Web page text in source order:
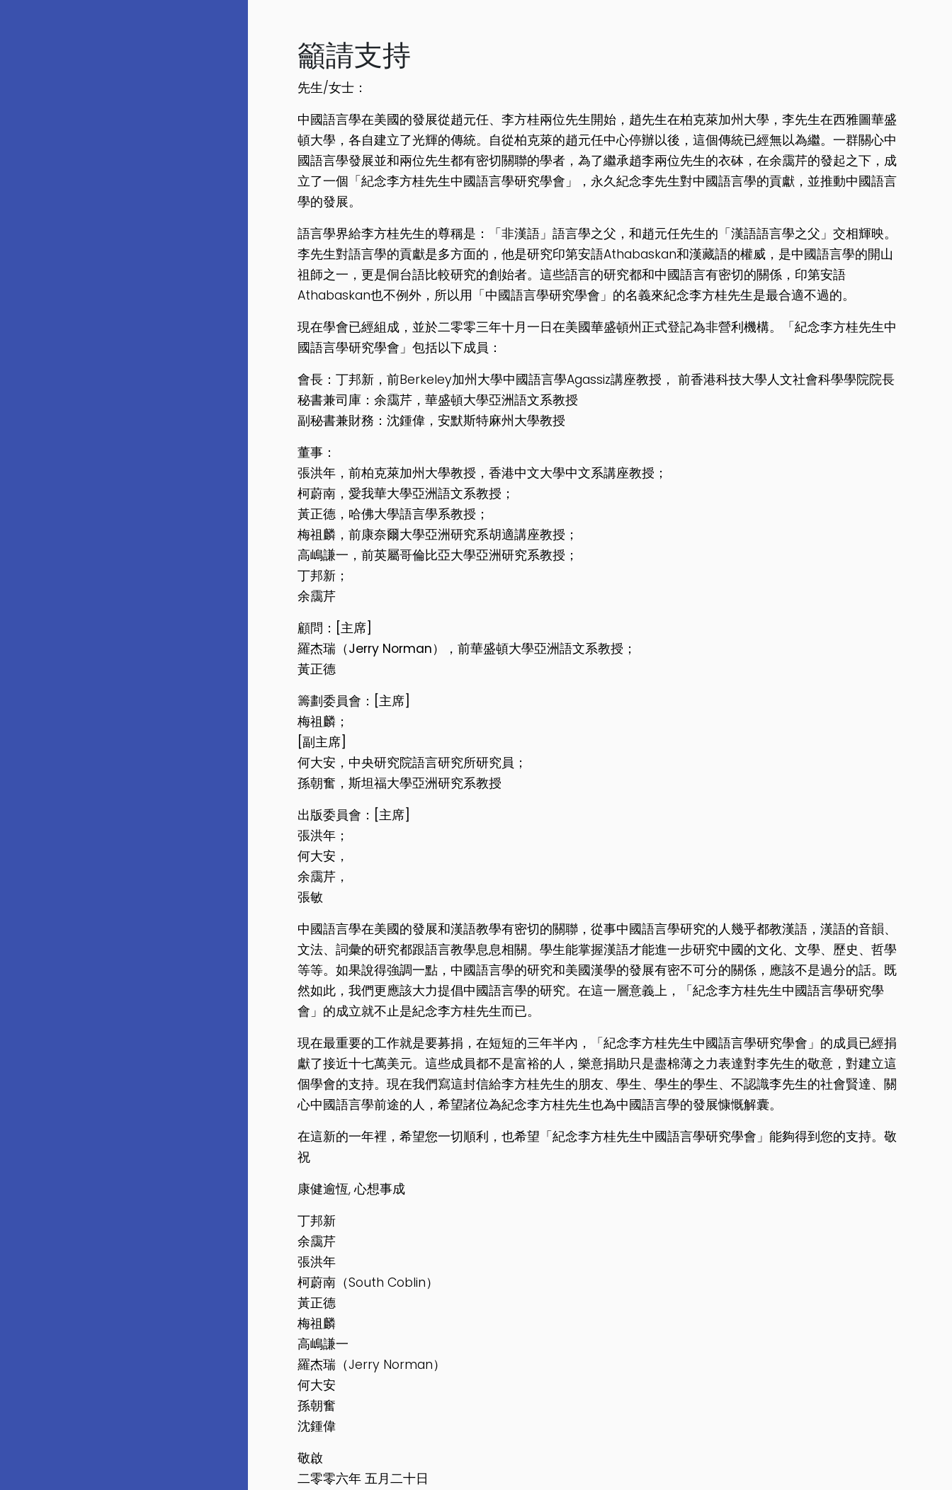
籲請支持
先生/女士：
中國語言學在美國的發展從趙元任、李方桂兩位先生開始，趙先生在柏克萊加州大學，李先生在西雅圖華盛
頓大學，各自建立了光輝的傳統。自從柏克萊的趙元任中心停辦以後，這個傳統已經無以為繼。一群關心中
國語言學發展並和兩位先生都有密切關聯的學者，為了繼承趙李兩位先生的衣砵，在余靄芹的發起之下，成
立了一個「紀念李方桂先生中國語言學研究學會」，永久紀念李先生對中國語言學的貢獻，並推動中國語言
學的發展。
語言學界給李方桂先生的尊稱是：「非漢語」語言學之父，和趙元任先生的「漢語語言學之父」交相輝映。
李先生對語言學的貢獻是多方面的，他是研究印第安語Athabaskan和漢藏語的權威，是中國語言學的開山
祖師之一，更是侗台語比較研究的創始者。這些語言的研究都和中國語言有密切的關係，印第安語
Athabaskan也不例外，所以用「中國語言學研究學會」的名義來紀念李方桂先生是最合適不過的。
現在學會已經組成，並於二零零三年十月一日在美國華盛頓州正式登記為非營利機構。
「紀念李方桂先生中
國語言學研究學會」包括以下成員：
會長：丁邦新 ，前Berkeley加州大學中國語言學Agassiz講座教授， 前香港科技大學人文社會科學學院院長
秘書兼司庫：余靄芹 ，華盛頓大學亞洲語文系教授
副秘書兼財務：沈鍾偉， 安默斯特麻州大學教授
董事：
張洪年， 前柏克萊加州大學教授，香港中文大學中文系講座教授；
柯蔚南， 愛我華大學亞洲語文系教授；
黃正德， 哈佛大學語言學系教授；
梅祖麟， 前康奈爾大學亞洲研究系胡適講座教授；
高嶋謙一， 前英屬哥倫比亞大學亞洲研究系教授；
丁邦新；
余靄芹
顧問：[主席]
羅杰瑞（Jerry Norman）， 前華盛頓大學亞洲語文系教授；
黃正德
籌劃委員會：[主席]
梅祖麟；
[副主席]
何大安， 中央研究院語言研究所研究員；
孫朝奮， 斯坦福大學亞洲研究系教授
出版委員會：[主席]
張洪年；
何大安，
余靄芹，
張敏
中國語言學在美國的發展和漢語教學有密切的關聯，從事中國語言學研究的人幾乎都教漢語，漢語的音韻、
文法、詞彙的研究都跟語言教學息息相關。學生能掌握漢語才能進一步研究中國的文化、文學、歷史、哲學
等等。如果說得強調一點，中國語言學的研究和美國漢學的發展有密不可分的關係，應該不是過分的話。既
然如此，我們更應該大力提倡中國語言學的研究。在這一層意義上，「紀念李方桂先生中國語言學研究學
會」的成立就不止是紀念李方桂先生而已。
現在最重要的工作就是要募捐，在短短的三年半內，「紀念李方桂先生中國語言學研究學會」的成員已經捐
獻了接近十七萬美元。這些成員都不是富裕的人，樂意捐助只是盡棉薄之力表達對李先生的敬意，對建立這
個學會的支持。現在我們寫這封信給李方桂先生的朋友、學生、學生的學生、不認識李先生的社會賢達、關
心中國語言學前途的人，希望諸位為紀念李方桂先生也為中國語言學的發展慷慨解囊。
在這新的一年裡，希望您一切順利，也希望「紀念李方桂先生中國語言學研究學會」能夠得到您的支持。敬
祝
康健逾恆, 心想事成
丁邦新
余靄芹
張洪年
柯蔚南（South Coblin）
黃正德
梅祖麟
高嶋謙一
羅杰瑞（Jerry Norman）
何大安
孫朝奮
沈鍾偉
敬啟
二零零六年 五月二十日